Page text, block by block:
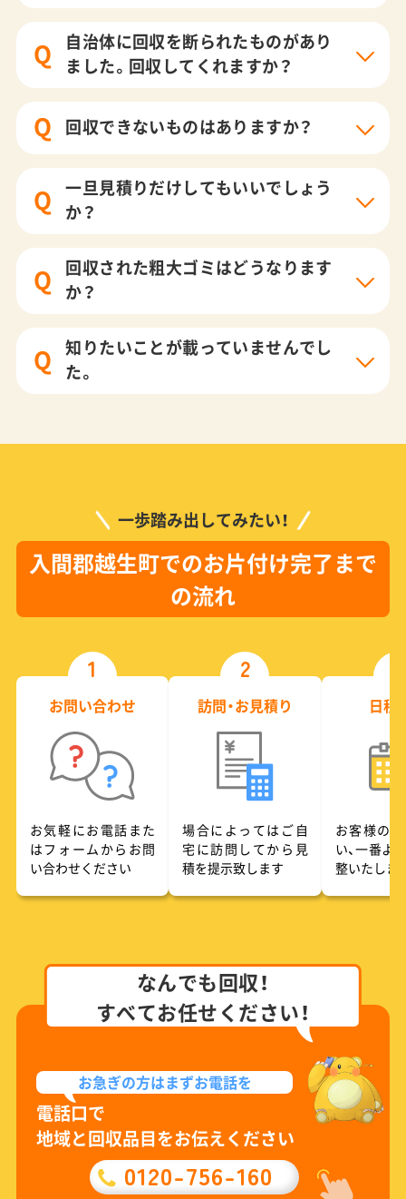
Q
自治体に回収を断られたものがあり
ました。回収してくれますか？
Q 回収できないものはありますか？
Q
一旦見積りだけしてもいいでしょう
か？
Q
回収された粗大ゴミはどうなります
か？
Q
知りたいことが載っていませんでし
た。
一歩踏み出してみたい！
入間郡越生町でのお片付け完了まで
の流れ
1
お問い合わせ
お気軽にお電話また
はフォームからお問
い合わせください
2
訪問・お見積り
場合によってはご自
宅に訪問してから見
積を提示致します
日程
お客様の
い、一番よ
整いたしま
なんでも回収！
すべてお任せください！
お急ぎの方はまずお電話を
電話口で
地域と回収品目をお伝えください
0120-756-160